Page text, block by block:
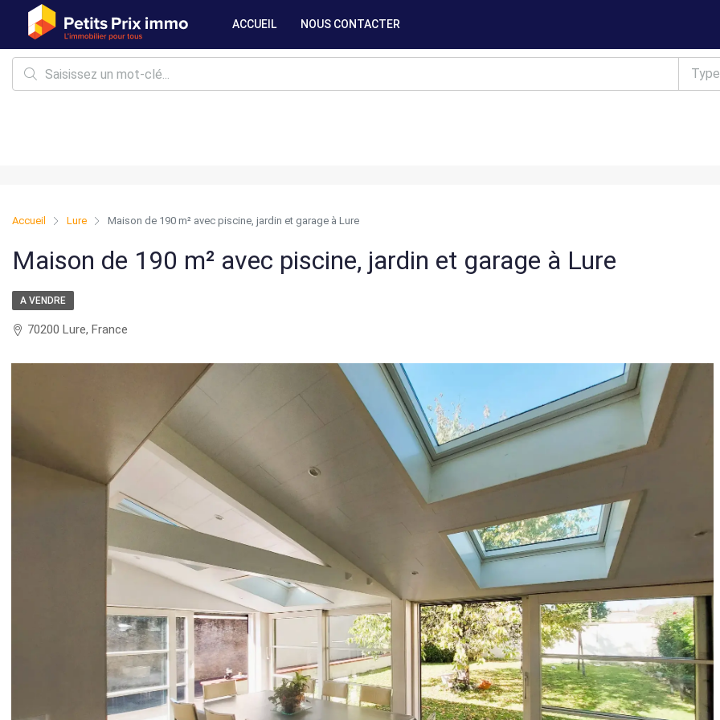
ACCUEIL NOUS CONTACTER
Type
Accueil Lure Maison de 190 m² avec piscine, jardin et garage à Lure
Maison de 190 m² avec piscine, jardin et garage à Lure
A VENDRE
70200 Lure, France